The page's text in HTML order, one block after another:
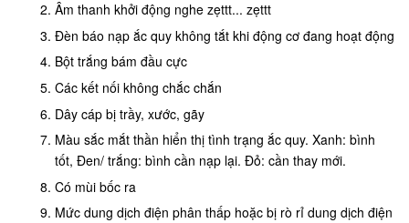
Âm thanh khởi động nghe zẹttt... zẹttt
Đèn báo nạp ắc quy không tắt khi động cơ đang hoạt động
Bột trắng bám đầu cực
Các kết nối không chắc chắn
Dây cáp bị trầy, xước, gãy
Màu sắc mắt thần hiển thị tình trạng ắc quy. Xanh: bình
tốt, Đen/ trắng: bình cần nạp lại. Đỏ: cần thay mới.
Có mùi bốc ra
Mức dung dịch điện phân thấp hoặc bị rò rỉ dung dịch điện